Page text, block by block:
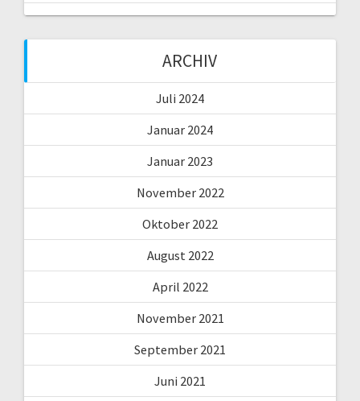
ARCHIV
Juli 2024
Januar 2024
Januar 2023
November 2022
Oktober 2022
August 2022
April 2022
November 2021
September 2021
Juni 2021